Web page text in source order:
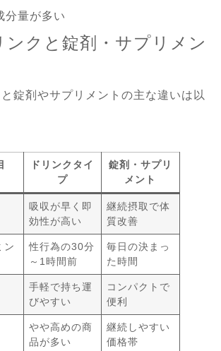
的な飲むタイミングの再確認と
ント
方の注意点と安全な使用法のま
習慣改善と併用した総合的な活
分量が多い
ンクと錠剤・サプリメン
錠剤やサプリメントの主な違いは以
ドリンクタイ
プ
錠剤・サプリ
メント
吸収が早く即
効性が高い
継続摂取で体
質改善
ン
性行為の30分
～1時間前
毎日の決まっ
た時間
手軽で持ち運
びやすい
コンパクトで
便利
やや高めの商
品が多い
継続しやすい
価格帯